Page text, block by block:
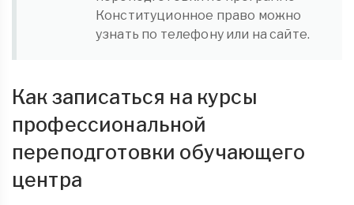
Конституционное право можно
узнать по телефону или на сайте.
Как записаться на курсы
профессиональной
переподготовки обучающего
центра